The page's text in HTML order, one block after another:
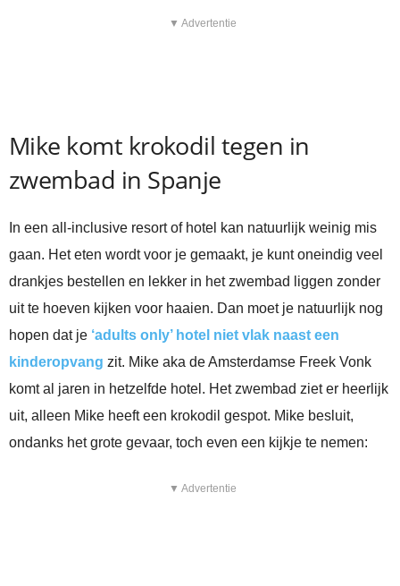
▼ Advertentie
Mike komt krokodil tegen in
zwembad in Spanje
In een all-inclusive resort of hotel kan natuurlijk weinig mis
gaan. Het eten wordt voor je gemaakt, je kunt oneindig veel
drankjes bestellen en lekker in het zwembad liggen zonder
uit te hoeven kijken voor haaien. Dan moet je natuurlijk nog
hopen dat je ‘adults only’ hotel niet vlak naast een
kinderopvang zit. Mike aka de Amsterdamse Freek Vonk
komt al jaren in hetzelfde hotel. Het zwembad ziet er heerlijk
uit, alleen Mike heeft een krokodil gespot. Mike besluit,
ondanks het grote gevaar, toch even een kijkje te nemen:
▼ Advertentie